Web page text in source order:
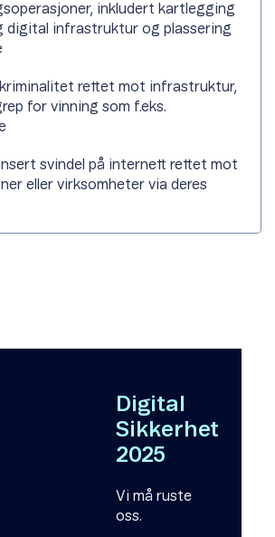
inkludert kartlegging
digital infrastruktur og plassering
rettet mot infrastruktur,
for vinning som f.eks.
svindel på internett rettet mot
eller virksomheter via deres
Digital
Sikkerhet
2025
Vi må ruste
oss.